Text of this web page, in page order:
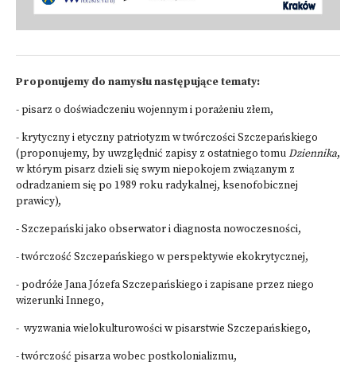
Proponujemy do namysłu następujące tematy:
- pisarz o doświadczeniu wojennym i porażeniu złem,
- krytyczny i etyczny patriotyzm w twórczości Szczepańskiego
(proponujemy, by uwzględnić zapisy z ostatniego tomuDziennika,
w którym pisarz dzieli się swym niepokojem związanym z
odradzaniem się po 1989 roku radykalnej, ksenofobicznej
prawicy),
- Szczepański jako obserwator i diagnosta nowoczesności,
- twórczość Szczepańskiego w perspektywie ekokrytycznej,
- podróże Jana Józefa Szczepańskiego i zapisane przez niego
wizerunki Innego,
- wyzwania wielokulturowości w pisarstwie Szczepańskiego,
- twórczość pisarza wobec postkolonializmu,